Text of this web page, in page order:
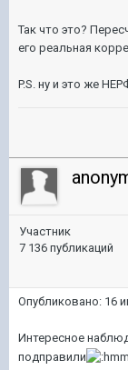
Так что это?
его реальная
P.S. ну и это же
Участник
7 136 публикаций
Опубликовано: 16
Интересное
подправили